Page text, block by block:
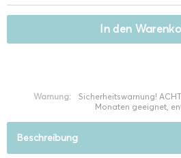
In den
Warnung:
Sicherheitswarnung!
Monaten geeignet,
Beschreibung